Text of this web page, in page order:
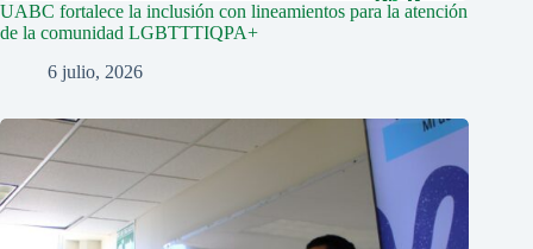
UABC fortalece la inclusión con lineamientos para la atención
de la comunidad LGBTTTIQPA+
6 julio, 2026